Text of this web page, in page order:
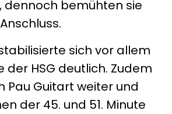
dennoch bemühten sie
sich vor allem
der HSG deutlich. Zudem
Pau Guitart weiter und
der 45. und 51. Minute